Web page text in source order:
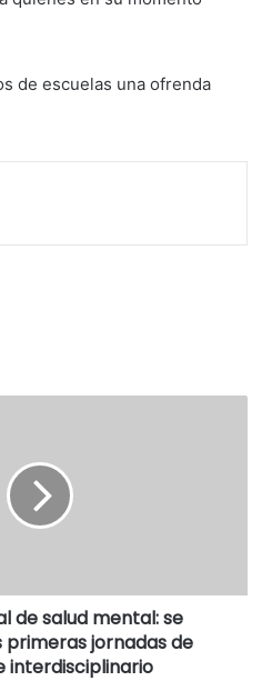
de escuelas una ofrenda
de salud mental: se
primeras jornadas de
interdisciplinario